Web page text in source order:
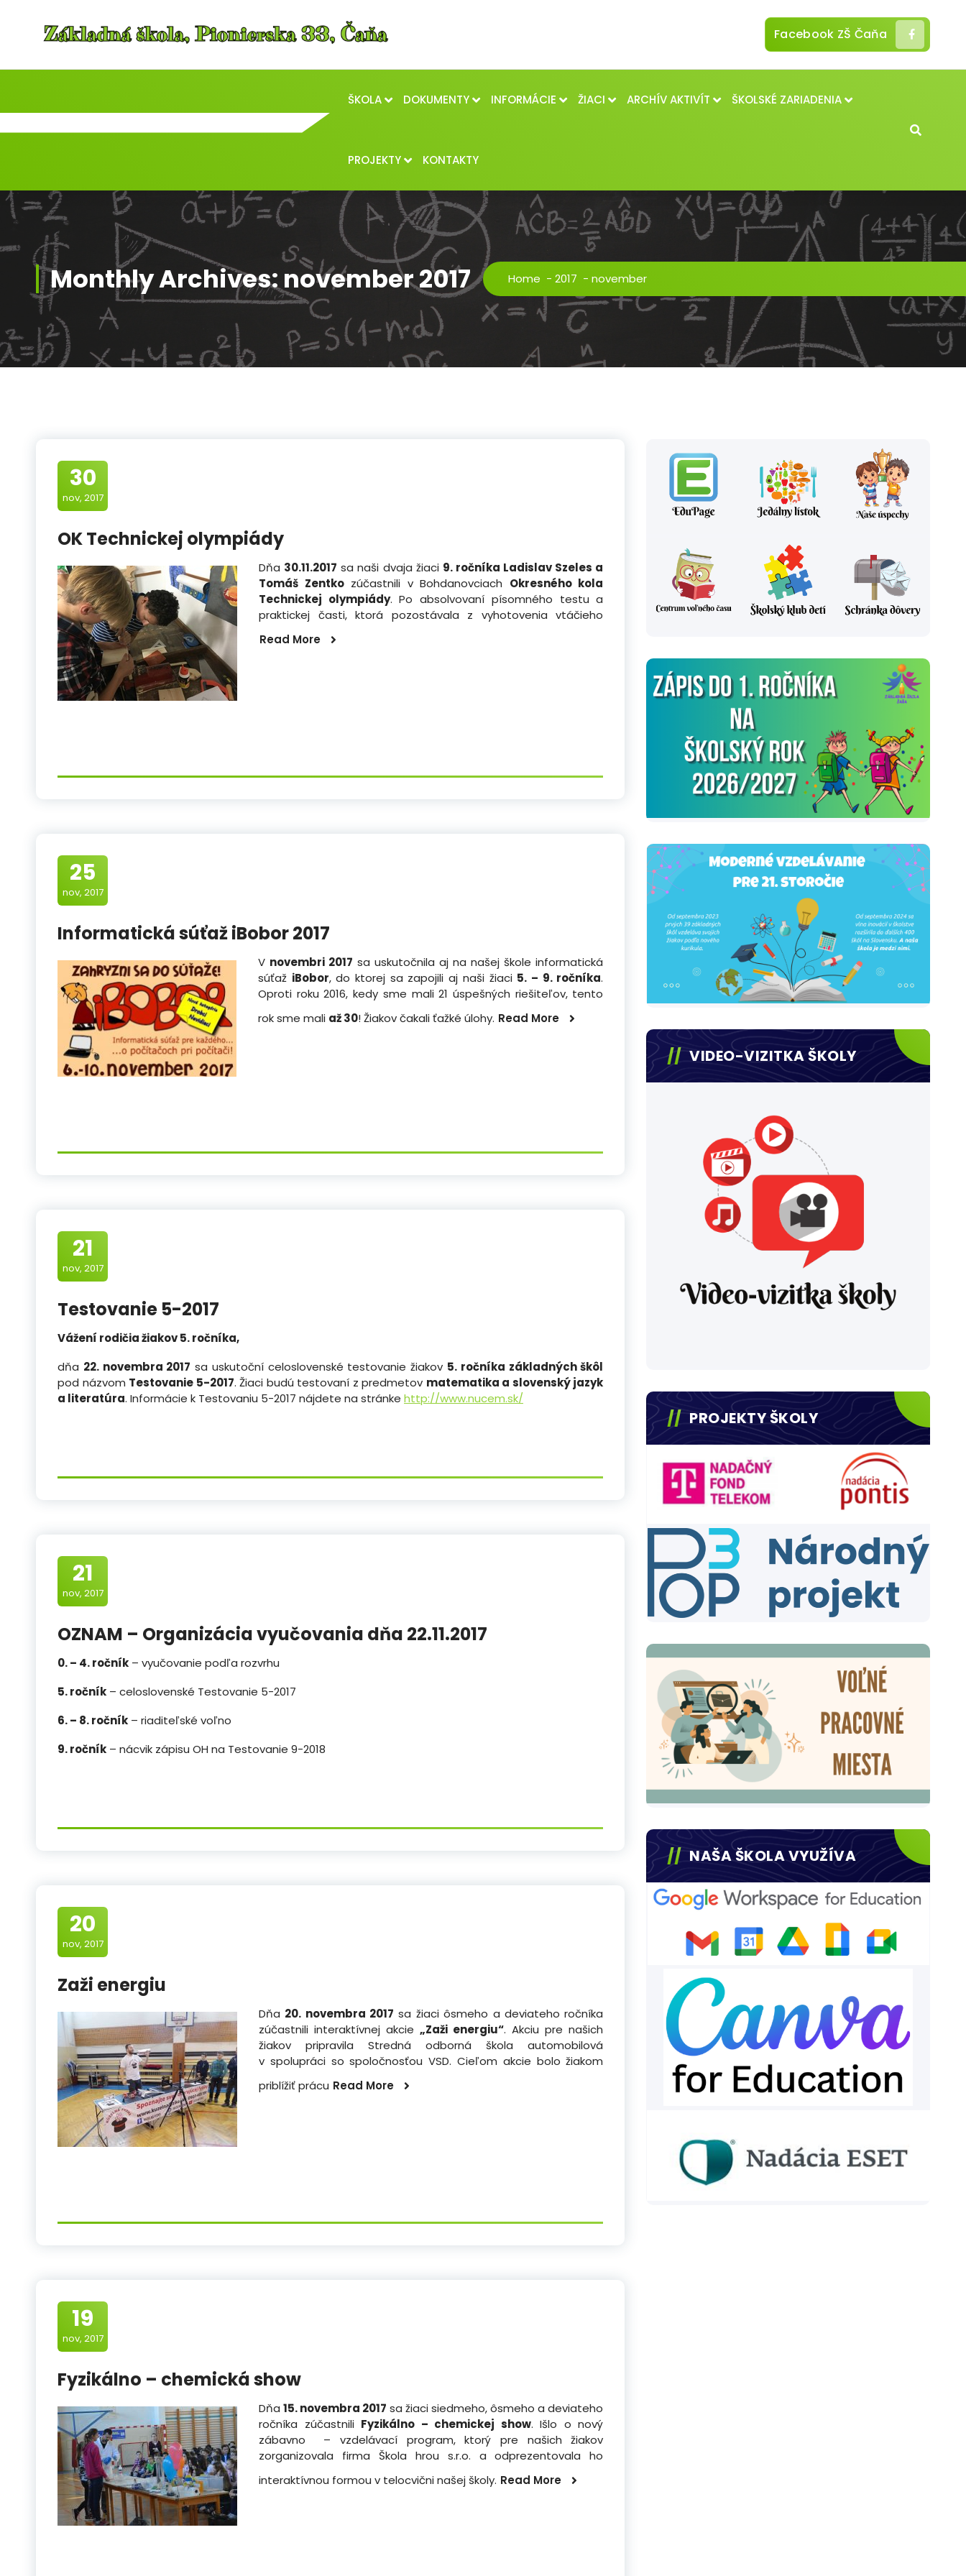
Facebook ZŠ Čaňa
ŠKOLA DOKUMENTY INFORMÁCIE ŽIACI ARCHÍV AKTIVÍT ŠKOLSKÉ ZARIADENIA
PROJEKTY KONTAKTY
Monthly Archives: november 2017 Home - 2017 - november
30
nov, 2017
OK Technickej olympiády
Dňa 30.11.2017 sa naši dvaja žiaci 9. ročníka Ladislav Szeles a
Tomáš Zentkozúčastnili v Bohdanovciach Okresného kola
Technickej olympiády. Po absolvovaní písomného testu a
praktickej časti, ktorá pozostávala z vyhotovenia vtáčieho
Read More
25
nov, 2017
Informatická súťaž iBobor 2017
V novembri 2017 sa uskutočnila aj na našej škole informatická
súťaž iBobor, do ktorej sa zapojili aj naši žiaci 5. – 9. ročníka.
Oproti roku 2016, kedy sme mali 21 úspešných riešiteľov, tento
rok sme mali až 30! Žiakov čakali ťažké úlohy. Read More
21
nov, 2017
Testovanie 5-2017
Vážení rodičia žiakov 5. ročníka,
dňa 22. novembra 2017 sa uskutoční celoslovenské testovanie žiakov 5. ročníka základných škôl
pod názvom Testovanie 5-2017. Žiaci budú testovaní z predmetov matematika a slovenský jazyk
a literatúra. Informácie k Testovaniu 5-2017 nájdete na stránke http://www.nucem.sk/
21
nov, 2017
OZNAM – Organizácia vyučovania dňa 22.11.2017
0. – 4. ročník – vyučovanie podľa rozvrhu
5. ročník – celoslovenské Testovanie 5-2017
6. – 8. ročník – riaditeľské voľno
9. ročník – nácvik zápisu OH na Testovanie 9-2018
20
nov, 2017
Zaži energiu
Dňa 20. novembra 2017 sa žiaci ôsmeho a deviateho ročníka
zúčastnili interaktívnej akcie„Zaži energiu“. Akciu pre našich
žiakov pripravila Stredná odborná škola automobilová
v spolupráci so spoločnosťou VSD. Cieľom akcie bolo žiakom
priblížiť prácu Read More
19
nov, 2017
Fyzikálno – chemická show
Dňa15. novembra 2017 sa žiaci siedmeho, ôsmeho a deviateho
ročníka zúčastnili Fyzikálno – chemickej show. Išlo o nový
zábavno – vzdelávací program, ktorý pre našich žiakov
zorganizovala firma Škola hrou s.r.o. a odprezentovala ho
interaktívnou formou v telocvični našej školy. Read More
VIDEO-VIZITKA ŠKOLY
PROJEKTY ŠKOLY
NAŠA ŠKOLA VYUŽÍVA